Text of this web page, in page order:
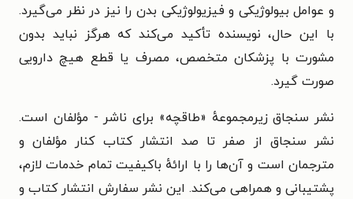
و عوامل بیولوژیکی و فیزیولوژیکی بدن را نیز در نظر می‌گیرد.
با این حال، نویسنده تأکید می‌کند که هرگز نباید بدون
مشورت با پزشکان متخصص، مصرف یا قطع هیچ دارویی
صورت گیرد.
نشر سنجاق زیرمجموعهٔ «طاقچه» برای ناشر - مؤلفان است.
نشر سنجاق از صفر تا صد انتشار کتاب کنار مؤلفان و
مترجمان است و آن‌ها را با ارائهٔ باکیفیت تمام خدمات لازم،
پشتیبانی و همراهی می‌کند. این نشر سفارش انتشار کتاب و